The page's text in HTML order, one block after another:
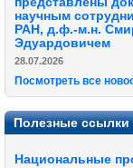
научным
РАН, д.ф.-м.н.
Эдуардовичем
28.07.2026
Посмотреть все
Полезные ссылки
Национальные